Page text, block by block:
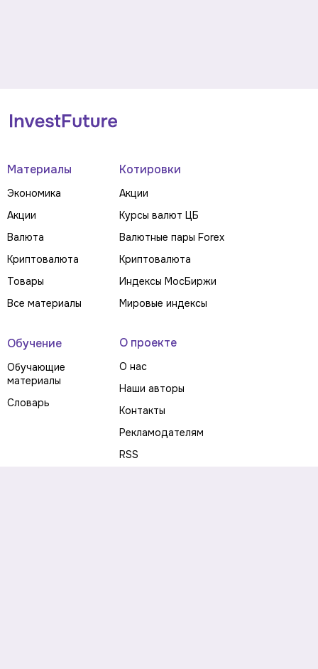
Материалы
Экономика
Акции
Валюта
Криптовалюта
Товары
Все материалы
Котировки
Акции
Курсы валют ЦБ
Валютные пары Forex
Криптовалюта
Индексы МосБиржи
Мировые индексы
Обучение
Обучающие
материалы
Словарь
О проекте
О нас
Наши авторы
Контакты
Рекламодателям
RSS